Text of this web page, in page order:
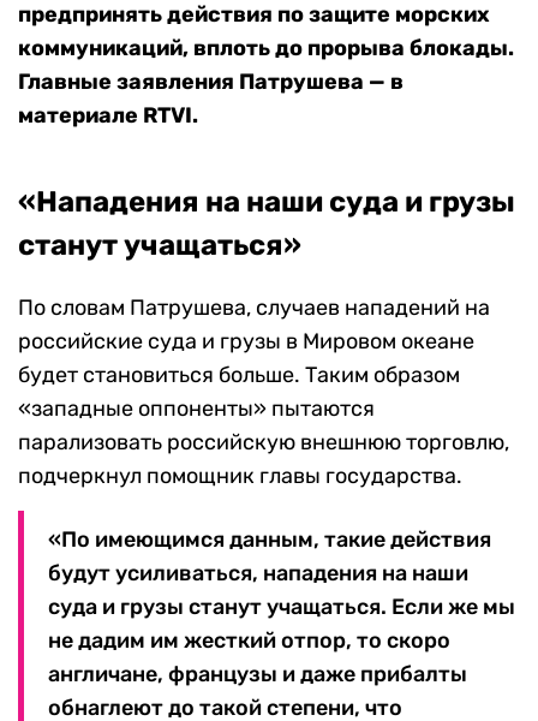
предпринять действия по защите морских
коммуникаций, вплоть до прорыва блокады.
Главные заявления Патрушева — в
материале RTVI.
«Нападения на наши суда и грузы
станут учащаться»
По словам Патрушева, случаев нападений на
российские суда и грузы в Мировом океане
будет становиться больше. Таким образом
«западные оппоненты» пытаются
парализовать российскую внешнюю торговлю,
подчеркнул помощник главы государства.
«По имеющимся данным, такие действия
будут усиливаться, нападения на наши
суда и грузы станут учащаться. Если же мы
не дадим им жесткий отпор, то скоро
англичане, французы и даже прибалты
обнаглеют до такой степени, что